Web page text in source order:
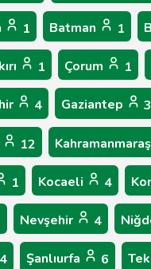
1 Batman 1
1 Çorum 1
4 Gaziantep 3
12 Kahramanmaraş
1 Kocaeli 4
Nevşehir 4
4 Şanlıurfa 6